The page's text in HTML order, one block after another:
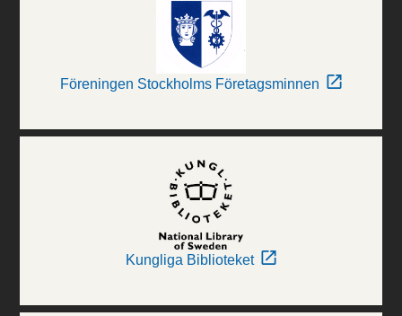
Föreningen Stockholms Företagsminnen
Kungliga Biblioteket